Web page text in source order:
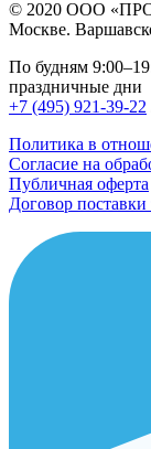
© 2020 ООО
Москве.
По будням
праздничные дни
+7 (495) 921-39-22
Политика в
Согласие на
Публичная оферта
Договор поставки